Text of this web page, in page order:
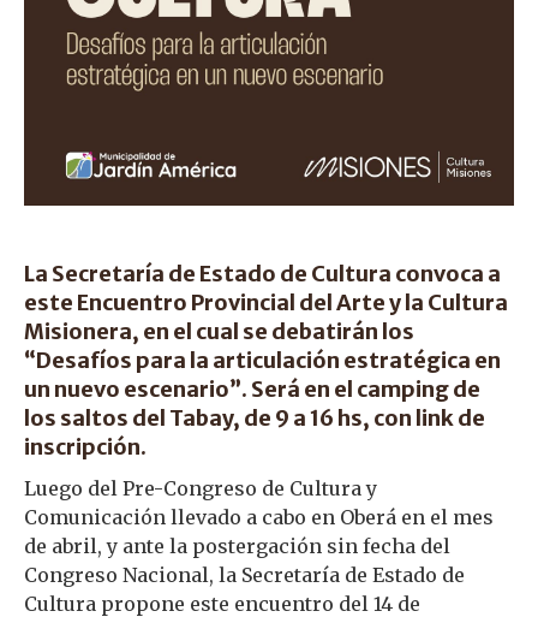
La Secretaría de Estado de Cultura convoca a
este Encuentro Provincial del Arte y la Cultura
Misionera, en el cual se debatirán los
“Desafíos para la articulación estratégica en
un nuevo escenario”. Será en el camping de
los saltos del Tabay, de 9 a 16 hs, con link de
inscripción.
Luego del Pre-Congreso de Cultura y
Comunicación llevado a cabo en Oberá en el mes
de abril, y ante la postergación sin fecha del
Congreso Nacional, la Secretaría de Estado de
Cultura propone este encuentro del 14 de